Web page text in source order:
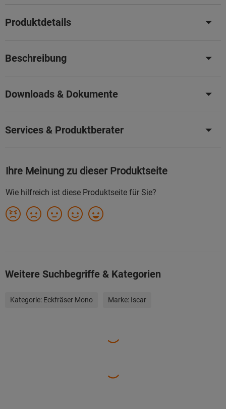
Produktdetails
Beschreibung
Downloads & Dokumente
Services & Produktberater
Weitere Suchbegriffe & Kategorien
Kategorie: Eckfräser Mono Marke: Iscar